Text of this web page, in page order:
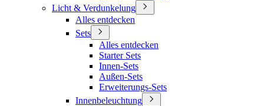
Licht & Verdunkelung
Alles entdecken
Sets
Alles entdecken
Starter Sets
Innen-Sets
Außen-Sets
Erweiterungs-Sets
Innenbeleuchtung